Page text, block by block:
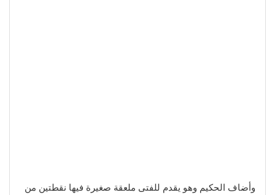
وأضاف الحكيم وهو يقدم للفتى ملعقة صغيرة فيها نقطتين من